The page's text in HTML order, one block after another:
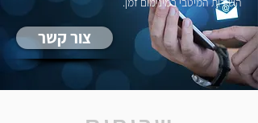
צור קשר